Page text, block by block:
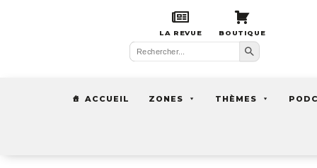
LA REVUE BOUTIQUE
Search
for:
Search Button
ACCUEIL ZONES THÈMES